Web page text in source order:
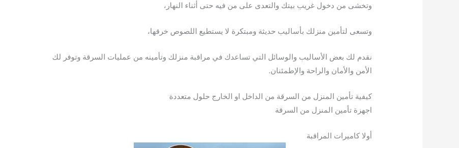
وتخشى من دخول غريب بيتك والتعدى على من فيه حتى أثناء النهار،
وتسعى لتأمين منزلك بأساليب حديثة ومبتكرة لا يستطيع اللصوص خرقها،
نقدم لك بعض الأساليب والوسائل التي تساعدك في مراقبة منزلك وتأمينه من عمليات السرقة وتوفر لك
الأمن والأمان والراحة والإطمئنان.
كيفية تأمين المنزل من السرقة من الداخل او الخارج حلول متعددة
اجهزة تأمين المنزل من السرقة
أولا كاميرات المراقبة